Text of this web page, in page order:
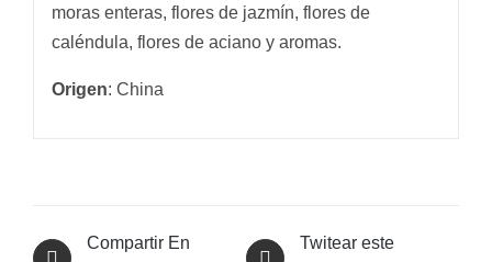
moras enteras, flores de jazmín, flores de
caléndula, flores de aciano y aromas.
Origen: China
Compartir En
Twitear este